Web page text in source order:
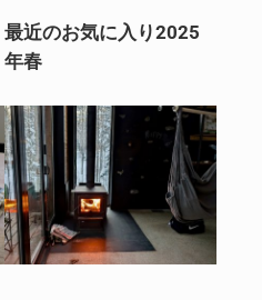
最近のお気に入り2025
年春